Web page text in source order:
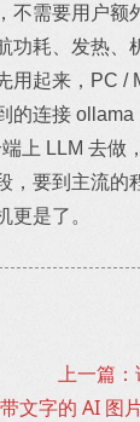
不需要用户额
功耗、发热、
用起来，PC /
的连接 ollama
上 LLM 去做
，要到主流的
更是了。
上一篇
文字的 AI 图